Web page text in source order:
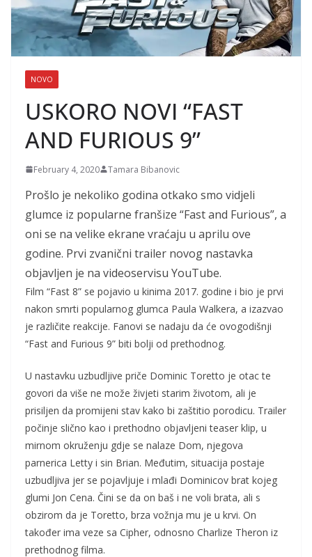
NOVO
USKORO NOVI “FAST
AND FURIOUS 9”
February 4, 2020 Tamara Bibanovic
Prošlo je nekoliko godina otkako smo vidjeli
glumce iz popularne franšize “Fast and Furious”, a
oni se na velike ekrane vraćaju u aprilu ove
godine. Prvi zvanični trailer novog nastavka
objavljen je na videoservisu YouTube.
Film “Fast 8” se pojavio u kinima 2017. godine i bio je prvi
nakon smrti popularnog glumca Paula Walkera, a izazvao
je različite reakcije. Fanovi se nadaju da će ovogodišnji
“Fast and Furious 9” biti bolji od prethodnog.
U nastavku uzbudljive priče Dominic Toretto je otac te
govori da više ne može živjeti starim životom, ali je
prisiljen da promijeni stav kako bi zaštitio porodicu. Trailer
počinje slično kao i prethodno objavljeni teaser klip, u
mirnom okruženju gdje se nalaze Dom, njegova
parnerica Letty i sin Brian. Međutim, situacija postaje
uzbudljiva jer se pojavljuje i mlađi Dominicov brat kojeg
glumi Jon Cena. Čini se da on baš i ne voli brata, ali s
obzirom da je Toretto, brza vožnja mu je u krvi. On
također ima veze sa Cipher, odnosno Charlize Theron iz
prethodnog filma.